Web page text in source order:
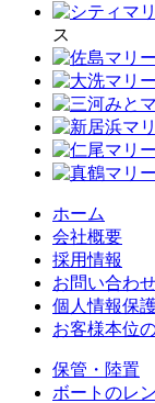
ス
ホーム
会社概要
採用情報
お問い合わ
個人情報保
お客様本位
保管・陸置
ボートのレ